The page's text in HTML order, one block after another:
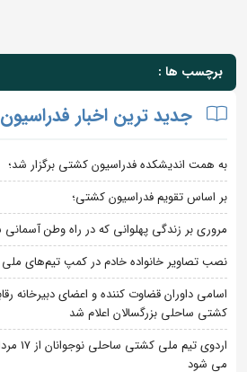
برچسب ها :
جدید ترین اخبار فدراسیون
به همت اندیشکده فدراسیون کشتی برگزار شد؛
بر اساس تقویم فدراسیون کشتی؛
مروری بر زندگی پهلوانی که در راه وطن آسمانی
نصب تصاویر خانواده خادم در کمپ تیم‌های
اسامی داوران قضاوت کننده و اعضای دبیرخانه
کشتی ساحلی بزرگسالان اعلام شد
اردوی
می شود